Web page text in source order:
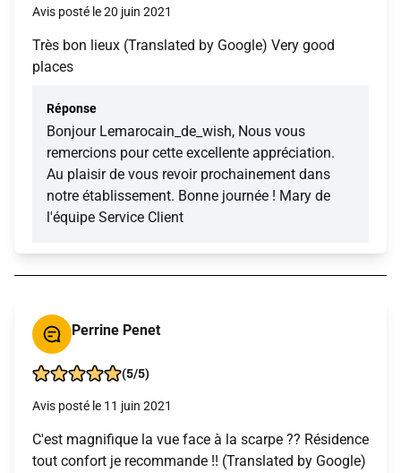
Avis posté le 20 juin 2021
Très bon lieux (Translated by Google) Very good
places
Réponse
Bonjour Lemarocain_de_wish, Nous vous
remercions pour cette excellente appréciation.
Au plaisir de vous revoir prochainement dans
notre établissement. Bonne journée ! Mary de
l'équipe Service Client
Perrine Penet
(5/5)
Avis posté le 11 juin 2021
C'est magnifique la vue face à la scarpe ?? Résidence
tout confort je recommande !! (Translated by Google)